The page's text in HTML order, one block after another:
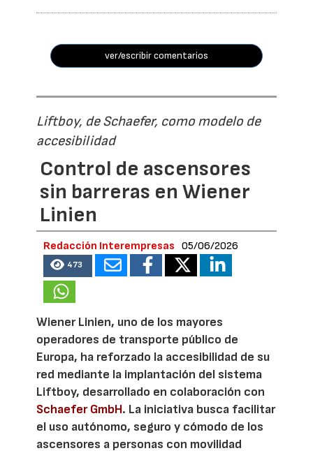
ver/escribir comentarios
Liftboy, de Schaefer, como modelo de
accesibilidad
Control de ascensores
sin barreras en Wiener
Linien
Redacción Interempresas 05/06/2026
473
Wiener Linien, uno de los mayores
operadores de transporte público de
Europa, ha reforzado la accesibilidad de su
red mediante la implantación del sistema
Liftboy, desarrollado en colaboración con
Schaefer GmbH. La iniciativa busca facilitar
el uso autónomo, seguro y cómodo de los
ascensores a personas con movilidad